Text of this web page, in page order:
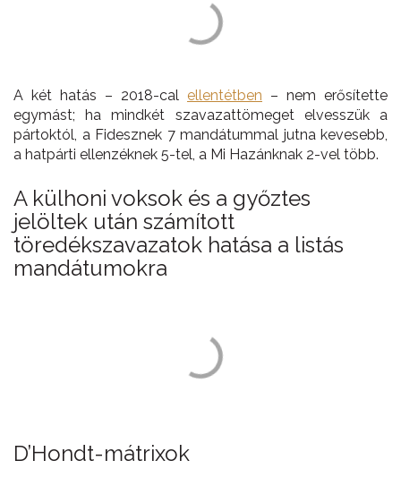
A két hatás – 2018-cal ellentétben – nem erősítette
egymást; ha mindkét szavazattömeget elvesszük a
pártoktól, a Fidesznek 7 mandátummal jutna kevesebb,
a hatpárti ellenzéknek 5-tel, a Mi Hazánknak 2-vel több.
A külhoni voksok és a győztes
jelöltek után számított
töredékszavazatok hatása a listás
mandátumokra
D’Hondt-mátrixok